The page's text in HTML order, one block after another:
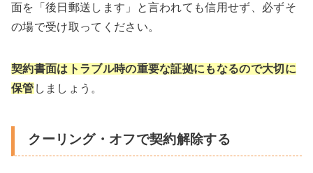
面を「後日郵送します」と言われても信用せず、必ずそ
の場で受け取ってください。
契約書面はトラブル時の重要な証拠にもなるので大切に
保管 しましょう。
クーリング・オフで契約解除する